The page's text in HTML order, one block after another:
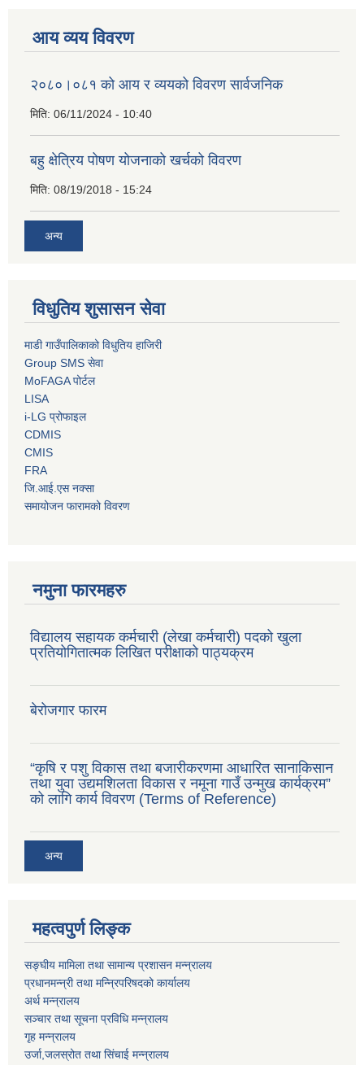
आय व्यय विवरण
२०८०।०८१ को आय र व्ययको विवरण सार्वजनिक
मिति: 06/11/2024 - 10:40
बहु क्षेत्रिय पोषण योजनाको खर्चको विवरण
मिति: 08/19/2018 - 15:24
अन्य
विधुतिय शुसासन सेवा
माडी गाउँपालिकाको विधुतिय हाजिरी
Group SMS सेवा
MoFAGA पोर्टल
LISA
i-LG प्रोफाइल
CDMIS
CMIS
FRA
जि.आई.एस नक्सा
समायोजन फारामको विवरण
नमुना फारमहरु
विद्यालय सहायक कर्मचारी (लेखा कर्मचारी) पदको खुला
प्रतियोगितात्मक लिखित परीक्षाको पाठ्यक्रम
बेरोजगार फारम
“कृषि र पशु विकास तथा बजारीकरणमा आधारित सानाकिसान
तथा युवा उद्यमशिलता विकास र नमूना गाउँ उन्मुख कार्यक्रम”
को लागि कार्य विवरण (Terms of Reference)
अन्य
महत्वपुर्ण लिङ्क
सङ्घीय मामिला तथा सामान्य प्रशासन मन्न्रालय
प्रधानमन्न्री तथा मन्न्रिपरिषदको कार्यालय
अर्थ मन्न्रालय
सञ्चार तथा सूचना प्रविधि मन्न्रालय
गृह मन्न्रालय
उर्जा,जलस्रोत तथा सिंचाई मन्न्रालय